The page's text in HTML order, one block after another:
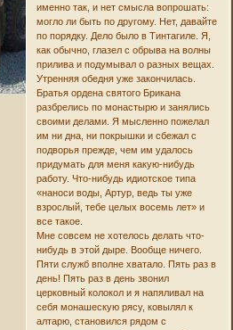
именно так, и нет смысла вопрошать:
могло ли быть по другому. Нет, давайте
по порядку. Дело было в Тинтагиле. Я,
как обычно, глазел с обрыва на волны
прилива и подумывал о разных вещах.
Утренняя обедня уже закончилась.
Братья ордена святого Брикана
разбрелись по монастырю и занялись
своими делами. Я мысленно пожелал
им ни дна, ни покрышки и сбежал с
подворья прежде, чем им удалось
придумать для меня какую-нибудь
работу. Что-нибудь идиотское типа
«наноси воды, Артур, ведь ты уже
взрослый, тебе целых восемь лет» и
все такое.
Мне совсем не хотелось делать что-
нибудь в этой дыре. Вообще ничего.
Пяти служб вполне хватало. Пять раз в
день! Пять раз в день звонил
церковный колокол и я напяливал на
себя монашескую рясу, ковылял к
алтарю, становился рядом с